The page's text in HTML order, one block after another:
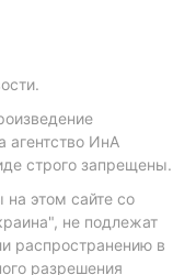
ИнА
строго запрещены.
этом сайте со
не подлежат
распространению в
разрешения